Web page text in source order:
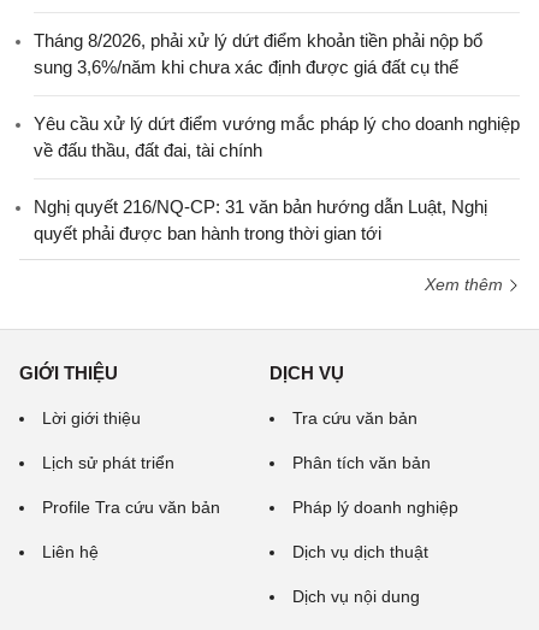
Tháng 8/2026, phải xử lý dứt điểm khoản tiền phải nộp bổ
sung 3,6%/năm khi chưa xác định được giá đất cụ thể
Yêu cầu xử lý dứt điểm vướng mắc pháp lý cho doanh nghiệp
về đấu thầu, đất đai, tài chính
Nghị quyết 216/NQ-CP: 31 văn bản hướng dẫn Luật, Nghị
quyết phải được ban hành trong thời gian tới
Xem thêm
GIỚI THIỆU
Lời giới thiệu
Lịch sử phát triển
Profile Tra cứu văn bản
Liên hệ
DỊCH VỤ
Tra cứu văn bản
Phân tích văn bản
Pháp lý doanh nghiệp
Dịch vụ dịch thuật
Dịch vụ nội dung